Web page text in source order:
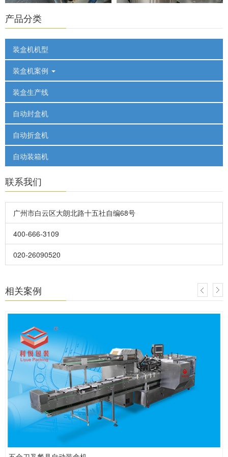
产品分类
装盒机机型
装盒机案例
装盒生产线
自动封盒机
自动折盒机
自动装箱机
联系我们
广州市白云区大朗北路十五社自编68号
400-666-3109
020-26090520
相关案例